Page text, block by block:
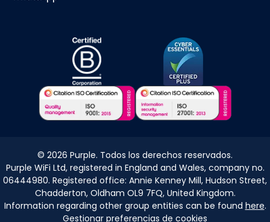
© 2026 Purple. Todos los derechos reservados.
Purple WiFi Ltd, registered in England and Wales, company no.
06444980. Registered office: Annie Kenney Mill, Hudson Street,
Chadderton, Oldham OL9 7FQ, United Kingdom.
Information regarding other group entities can be found here.
Gestionar preferencias de cookies